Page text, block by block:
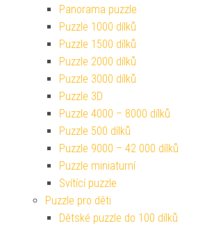
Panorama puzzle
Puzzle 1000 dílků
Puzzle 1500 dílků
Puzzle 2000 dílků
Puzzle 3000 dílků
Puzzle 3D
Puzzle 4000 – 8000 dílků
Puzzle 500 dílků
Puzzle 9000 – 42 000 dílků
Puzzle miniaturní
Svítící puzzle
Puzzle pro děti
Dětské puzzle do 100 dílků